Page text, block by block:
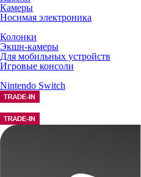
Камеры
Носимая электроника
Колонки
Экшн-камеры
Для мобильных устройств
Игровые консоли
Nintendo Switch